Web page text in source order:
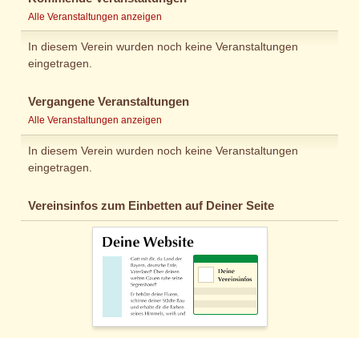
Alle Veranstaltungen anzeigen
In diesem Verein wurden noch keine Veranstaltungen
eingetragen.
Vergangene Veranstaltungen
Alle Veranstaltungen anzeigen
In diesem Verein wurden noch keine Veranstaltungen
eingetragen.
Vereinsinfos zum Einbetten auf Deiner Seite